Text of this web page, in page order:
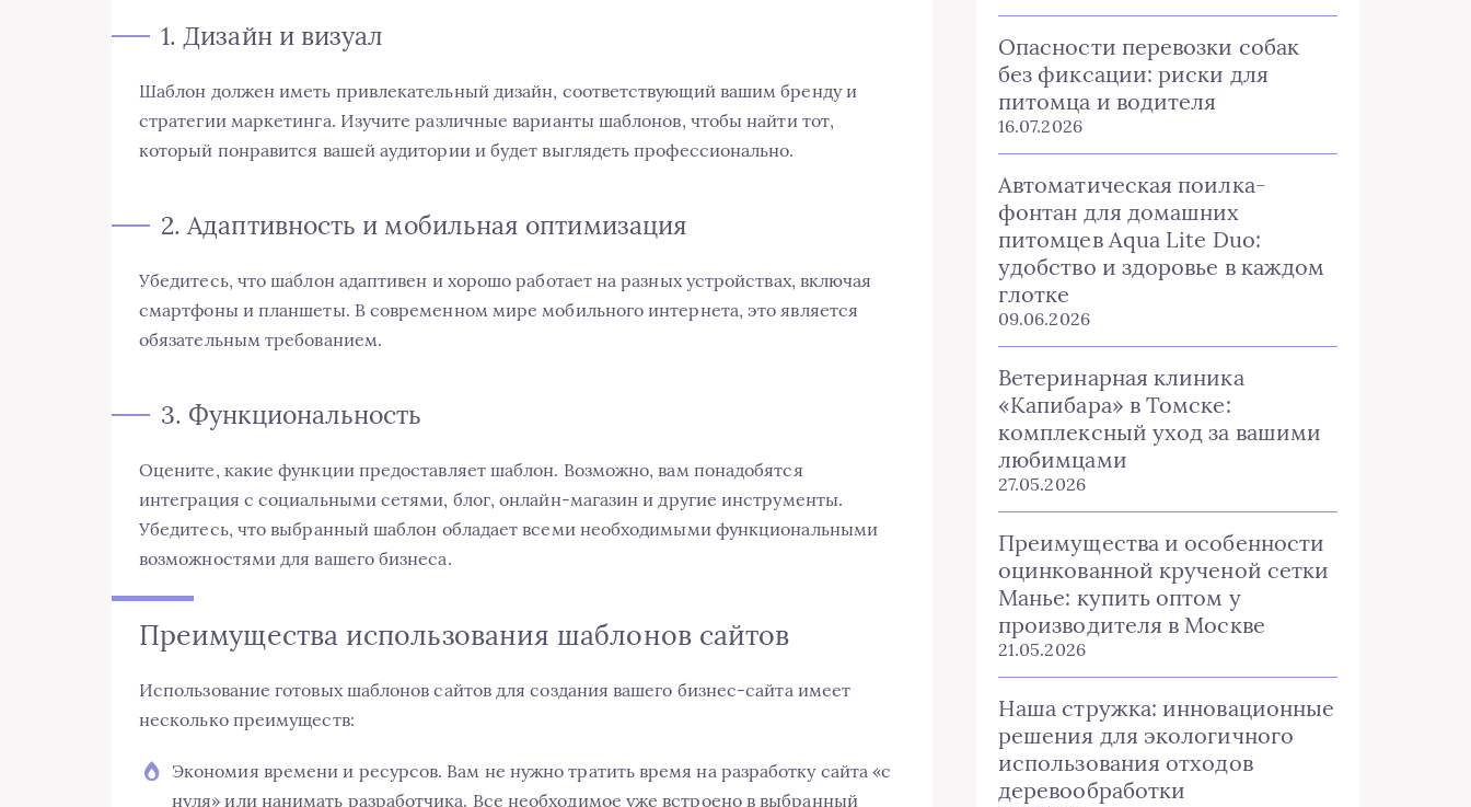
1. Дизайн и визуал
Шаблон должен иметь привлекательный дизайн, соответствующий вашим бренду и
стратегии маркетинга. Изучите различные варианты шаблонов, чтобы найти тот,
который понравится вашей аудитории и будет выглядеть профессионально.
2. Адаптивность и мобильная оптимизация
Убедитесь, что шаблон адаптивен и хорошо работает на разных устройствах, включая
смартфоны и планшеты. В современном мире мобильного интернета, это является
обязательным требованием.
3. Функциональность
Оцените, какие функции предоставляет шаблон. Возможно, вам понадобятся
интеграция с социальными сетями, блог, онлайн-магазин и другие инструменты.
Убедитесь, что выбранный шаблон обладает всеми необходимыми функциональными
возможностями для вашего бизнеса.
Преимущества использования шаблонов сайтов
Использование готовых шаблонов сайтов для создания вашего бизнес-сайта имеет
несколько преимуществ:
Экономия времени и ресурсов. Вам не нужно тратить время на разработку сайта «с
нуля» или нанимать разработчика. Все необходимое уже встроено в выбранный
Опасности перевозки собак
без фиксации: риски для
питомца и водителя
16.07.2026
Автоматическая поилка-
фонтан для домашних
питомцев Aqua Lite Duo:
удобство и здоровье в каждом
глотке
09.06.2026
Ветеринарная клиника
«Капибара» в Томске:
комплексный уход за вашими
любимцами
27.05.2026
Преимущества и особенности
оцинкованной крученой сетки
Манье: купить оптом у
производителя в Москве
21.05.2026
Наша стружка: инновационные
решения для экологичного
использования отходов
деревообработки